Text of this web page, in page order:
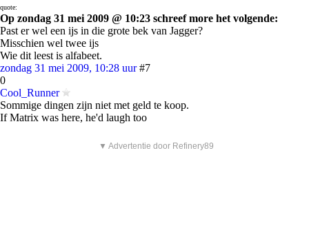
quote:
Op zondag 31 mei 2009 @ 10:23 schreef more het volgende:
Past er wel een ijs in die grote bek van Jagger?
Misschien wel twee ijs
Wie dit leest is alfabeet.
zondag 31 mei 2009, 10:28 uur #7
0
Cool_Runner
Sommige dingen zijn niet met geld te koop.
If Matrix was here, he'd laugh too
▼ Advertentie door Refinery89